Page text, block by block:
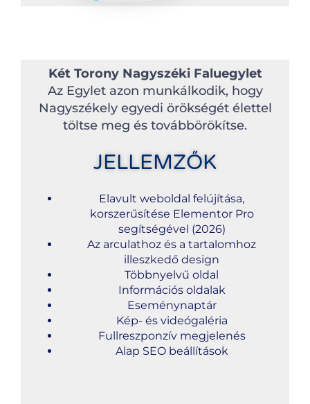
Két Torony Nagyszéki Faluegylet
Az Egylet azon munkálkodik, hogy
Nagyszékely egyedi örökségét élettel
töltse meg és továbbörökítse.
JELLEMZŐK
Elavult weboldal felújítása,
korszerűsítése Elementor Pro
segítségével (2026)
Az arculathoz és a tartalomhoz
illeszkedő design
Többnyelvű oldal
Információs oldalak
Eseménynaptár
Kép- és videógaléria
Fullreszponzív megjelenés
Alap SEO beállítások